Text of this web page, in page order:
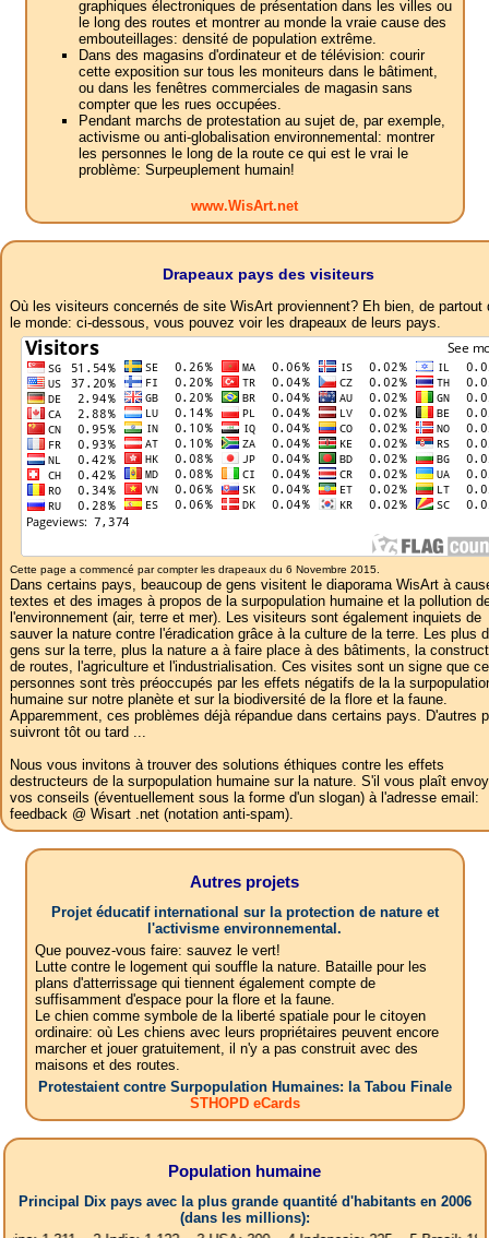
graphiques électroniques de présentation dans les villes ou
le long des routes et montrer au monde la vraie cause des
embouteillages: densité de population extrême.
Dans des magasins d'ordinateur et de télévision: courir
cette exposition sur tous les moniteurs dans le bâtiment,
ou dans les fenêtres commerciales de magasin sans
compter que les rues occupées.
Pendant marchs de protestation au sujet de, par exemple,
activisme ou anti-globalisation environnemental: montrer
les personnes le long de la route ce qui est le vrai le
problème: Surpeuplement humain!
www.WisArt.net
Drapeaux pays des visiteurs
Où les visiteurs concernés de site WisArt proviennent? Eh bien, de partout
le monde: ci-dessous, vous pouvez voir les drapeaux de leurs pays.
Cette page a commencé par compter les drapeaux du 6 Novembre 2015.
Dans certains pays, beaucoup de gens visitent le diaporama WisArt à
textes et des images à propos de la surpopulation humaine et la pollution
l'environnement (air, terre et mer). Les visiteurs sont également inquiets de
sauver la nature contre l'éradication grâce à la culture de la terre. Les plus
gens sur la terre, plus la nature a à faire place à des bâtiments, la
de routes, l'agriculture et l'industrialisation. Ces visites sont un signe que
personnes sont très préoccupés par les effets négatifs de la la
humaine sur notre planète et sur la biodiversité de la flore et la faune.
Apparemment, ces problèmes déjà répandue dans certains pays. D'autres
suivront tôt ou tard ...
Nous vous invitons à trouver des solutions éthiques contre les effets
destructeurs de la surpopulation humaine sur la nature. S'il vous plaît
vos conseils (éventuellement sous la forme d'un slogan) à l'adresse email:
feedback @ Wisart .net (notation anti-spam).
Autres projets
Projet éducatif international sur la protection de nature et
l'activisme environnemental.
Que pouvez-vous faire: sauvez le vert!
Lutte contre le logement qui souffle la nature. Bataille pour les
plans d'atterrissage qui tiennent également compte de
suffisamment d'espace pour la flore et la faune.
Le chien comme symbole de la liberté spatiale pour le citoyen
ordinaire: où Les chiens avec leurs propriétaires peuvent encore
marcher et jouer gratuitement, il n'y a pas construit avec des
maisons et des routes.
Protestaient contre Surpopulation Humaines: la Tabou Finale
STHOPD eCards
Population humaine
Principal Dix pays avec la plus grande quantité d'habitants en 2006
(dans les millions):